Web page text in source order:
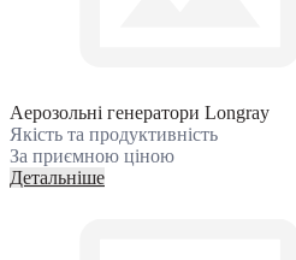
Аерозольні генератори Longray
Якість та продуктивність
За приємною ціною
Детальніше